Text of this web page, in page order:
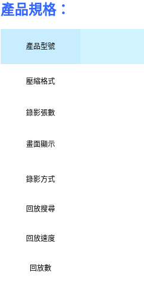
產品規格：
產品型號
壓縮格式
錄影張數
畫面顯示
錄影方式
回放搜尋
回放速度
回放數